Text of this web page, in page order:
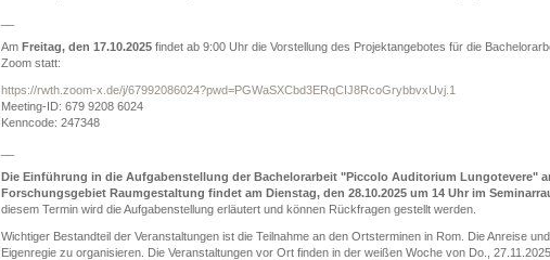
Am Freitag, den 17.10.2025 findet ab 9:00 Uhr die Vorstellung des Projektangebotes für die
Zoom statt:
https://rwth.zoom-x.de/j/67992086024?pwd=PGWaSXCbd3ERqCIJ8RcoGrybbvxUvj.1
Meeting-ID: 679 9208 6024
Kenncode: 247348
Die Einführung in die Aufgabenstellung der Bachelorarbeit "Piccolo Auditorium Lungotevere"
Forschungsgebiet Raumgestaltung findet am Dienstag, den 28.10.2025 um 14 Uhr im
diesem Termin wird die Aufgabenstellung erläutert und können Rückfragen gestellt werden.
Wichtiger Bestandteil der Veranstaltungen ist die Teilnahme an den Ortsterminen in Rom. Die Anreise
Eigenregie zu organisieren. Die Veranstaltungen vor Ort finden in der weißen Woche von Do.,